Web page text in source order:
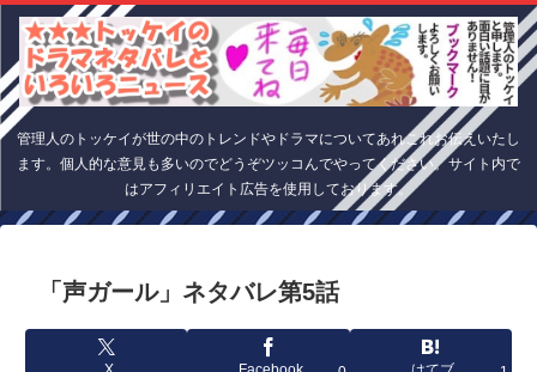
管理人のトッケイが世の中のトレンドやドラマについてあれこれお伝えいたし
ます。個人的な意見も多いのでどうぞツッコんでやってください。サイト内で
はアフィリエイト広告を使用しております。
「声ガール」ネタバレ第5話